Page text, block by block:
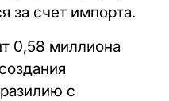
за счет импорта.
0,58 миллиона
с